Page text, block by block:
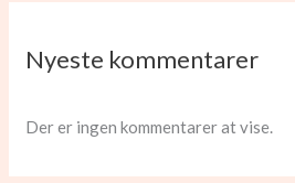
Nyeste kommentarer
Der er ingen kommentarer at vise.